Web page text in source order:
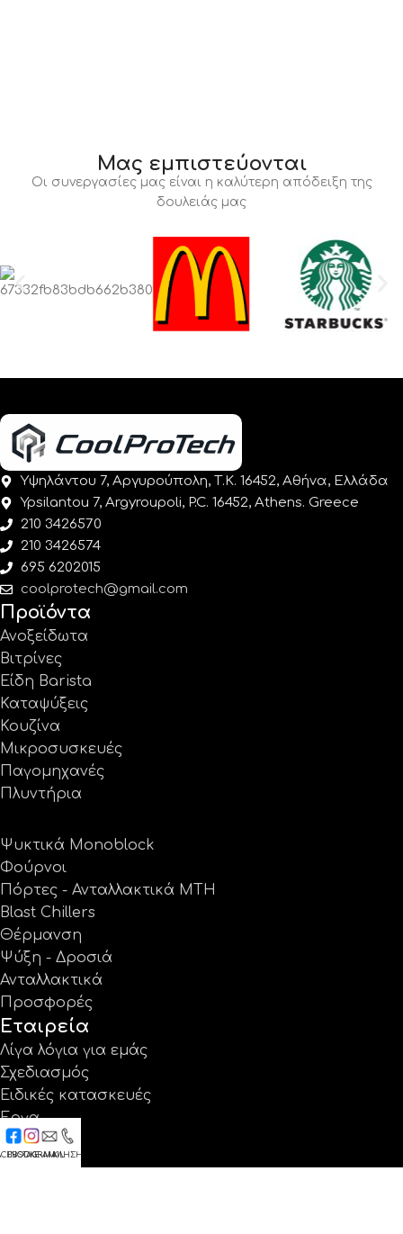
Μας εμπιστεύονται
Οι συνεργασίες μας είναι η καλύτερη απόδειξη της
δουλειάς μας
Υψηλάντου 7, Αργυρούπολη, Τ.Κ. 16452, Αθήνα, Ελλάδα
Ypsilantou 7, Argyroupoli, P.C. 16452, Athens. Greece
210 3426570
210 3426574
695 6202015
coolprotech@gmail.com
Προϊόντα
Ανοξείδωτα
Βιτρίνες
Είδη Barista
Καταψύξεις
Κουζίνα
Μικροσυσκευές
Παγομηχανές
Πλυντήρια
Ψυκτικά Monoblock
Φούρνοι
Πόρτες - Ανταλλακτικά MTH
Blast Chillers
Θέρμανση
Ψύξη - Δροσιά
Ανταλλακτικά
Προσφορές
Εταιρεία
Λίγα λόγια για εμάς
Σχεδιασμός
Ειδικές κατασκευές
Έργα
Κατάλογοι
Εγγύηση
INSTAGRAM
E-MAILΚΛΗΣΗ